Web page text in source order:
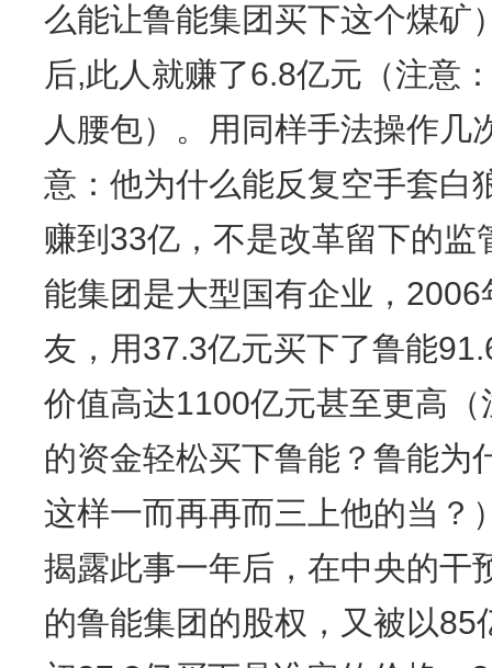
么能让鲁能集团买下这个煤矿
后,此人就赚了6.8亿元（注意
人腰包）。用同样手法操作几
意：他为什么能反复空手套白
赚到33亿，不是改革留下的
能集团是大型国有企业，2006
友，用37.3亿元买下了鲁能
价值高达1100亿元甚至更高
的资金轻松买下鲁能？鲁能为
这样一而再再而三上他的当？
揭露此事一年后，在中央的干
的鲁能集团的股权，又被以